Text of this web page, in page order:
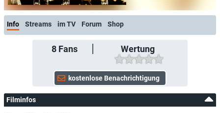
Info Streams im TV Forum Shop
8Fans Wertung
Filminfos